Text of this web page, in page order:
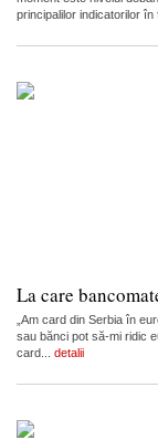
principalilor indicatorilor în
La care
„Am card din Serbia în
sau bănci pot să-mi ridic
card... detalii